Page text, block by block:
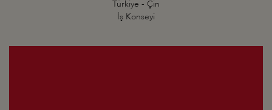
Türkiye - Çin
İş Konseyi